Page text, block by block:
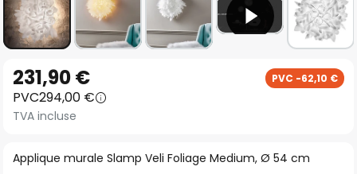
to
the
beginning
the
Applique murale Slamp Veli Foliage Medium, Ø 54 cm
231,90 € PVC -62,10 €
PVC294,00 €
TVA incluse